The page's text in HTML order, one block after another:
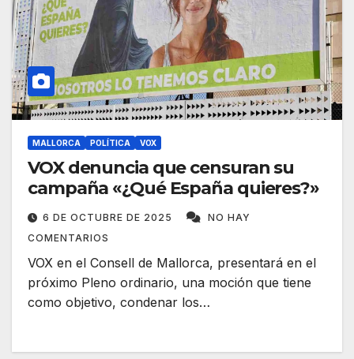
MALLORCA POLÍTICA VOX
VOX denuncia que censuran su
campaña «¿Qué España quieres?»
6 DE OCTUBRE DE 2025
NO HAY
COMENTARIOS
VOX en el Consell de Mallorca, presentará en el
próximo Pleno ordinario, una moción que tiene
como objetivo, condenar los…